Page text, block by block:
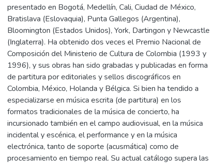
presentado en Bogotá, Medellín, Cali, Ciudad de México,
Bratislava (Eslovaquia), Punta Gallegos (Argentina),
Bloomington (Estados Unidos), York, Dartingon y Newcastle
(Inglaterra). Ha obtenido dos veces el Premio Nacional de
Composición del Ministerio de Cultura de Colombia (1993 y
1996), y sus obras han sido grabadas y publicadas en forma
de partitura por editoriales y sellos discográficos en
Colombia, México, Holanda y Bélgica. Si bien ha tendido a
especializarse en música escrita (de partitura) en los
formatos tradicionales de la música de concierto, ha
incursionado también en el campo audiovisual, en la música
incidental y escénica, el performance y en la música
electrónica, tanto de soporte (acusmática) como de
procesamiento en tiempo real. Su actual catálogo supera las